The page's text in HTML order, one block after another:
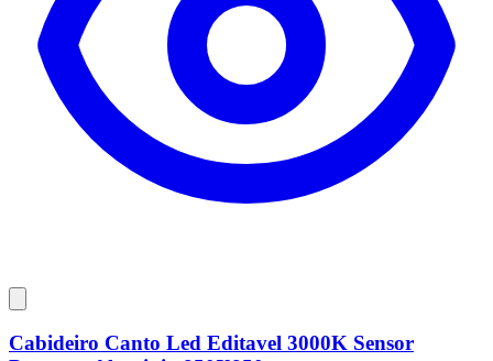
Cabideiro Canto Led Editavel 3000K Sensor